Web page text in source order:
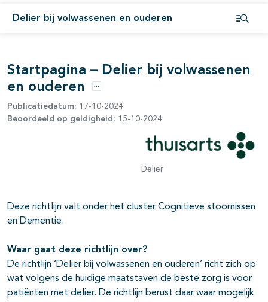
Delier bij volwassenen en ouderen
Startpagina – Delier bij volwassenen
en ouderen
Opties
Publicatiedatum: 17-10-2024
Beoordeeld op geldigheid: 15-10-2024
Delier
Deze richtlijn valt onder het cluster Cognitieve stoornissen
en Dementie.
Waar gaat deze richtlijn over?
De richtlijn ‘Delier bij volwassenen en ouderen’ richt zich op
wat volgens de huidige maatstaven de beste zorg is voor
patiënten met delier. De richtlijn berust daar waar mogelijk